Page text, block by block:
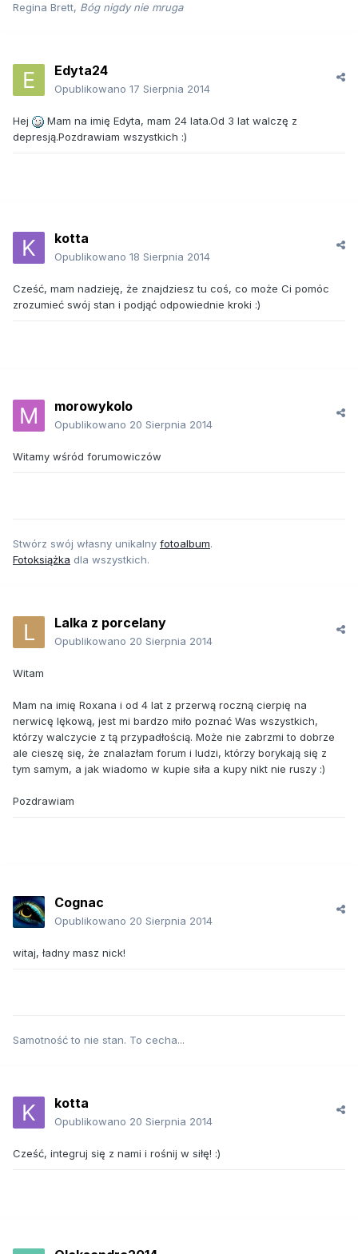
Regina Brett, Bóg nigdy nie mruga
Edyta24
Opublikowano 17 Sierpnia 2014
Hej
Mam na imię Edyta, mam 24 lata.Od 3 lat walczę z
depresją.Pozdrawiam wszystkich :)
kotta
Opublikowano 18 Sierpnia 2014
Cześć, mam nadzieję, że znajdziesz tu coś, co może Ci pomóc
zrozumieć swój stan i podjąć odpowiednie kroki :)
morowykolo
Opublikowano 20 Sierpnia 2014
Witamy wśród forumowiczów
Stwórz swój własny unikalny fotoalbum.
Fotoksiążka dla wszystkich.
Lalka z porcelany
Opublikowano 20 Sierpnia 2014
Witam
Mam na imię Roxana i od 4 lat z przerwą roczną cierpię na
nerwicę lękową, jest mi bardzo miło poznać Was wszystkich,
którzy walczycie z tą przypadłością. Może nie zabrzmi to dobrze
ale cieszę się, że znalazłam forum i ludzi, którzy borykają się z
tym samym, a jak wiadomo w kupie siła a kupy nikt nie ruszy :)
Pozdrawiam
Cognac
Opublikowano 20 Sierpnia 2014
witaj, ładny masz nick!
Samotność to nie stan. To cecha...
kotta
Opublikowano 20 Sierpnia 2014
Cześć, integruj się z nami i rośnij w siłę! :)